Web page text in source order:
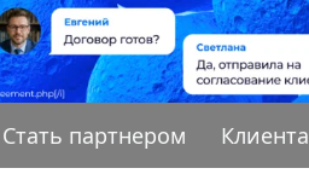
Стать партнером